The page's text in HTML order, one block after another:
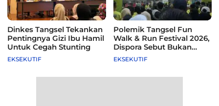
Dinkes Tangsel Tekankan
Pentingnya Gizi Ibu Hamil
Untuk Cegah Stunting
EKSEKUTIF
Polemik Tangsel Fun
Walk & Run Festival 2026,
Dispora Sebut Bukan
Agenda Pemkot
EKSEKUTIF